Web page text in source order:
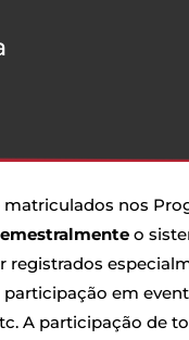
nos
o
registrados
em
A participação de